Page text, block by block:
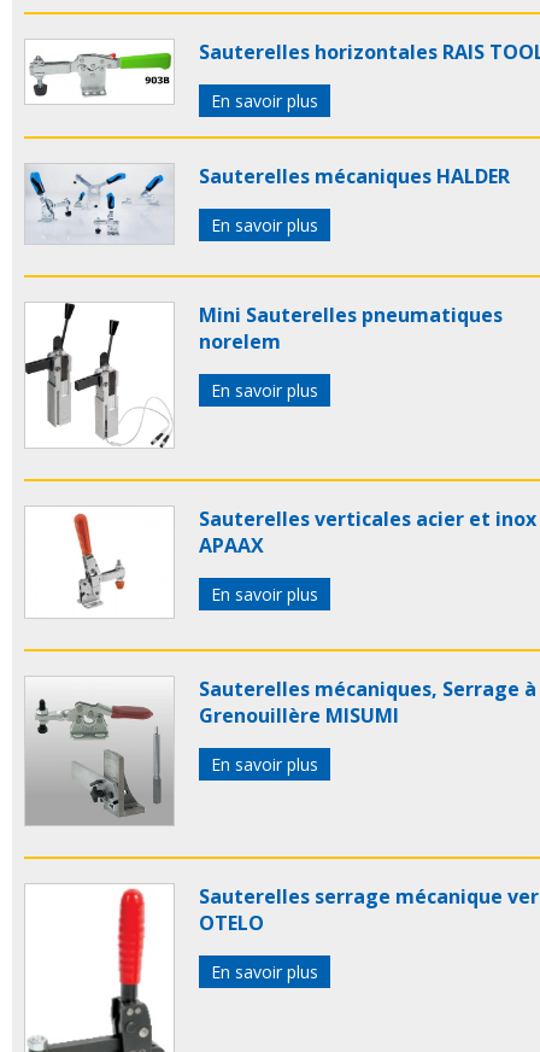
Sauterelles horizontales RAIS
En savoir plus
Sauterelles mécaniques HALDER
En savoir plus
Mini Sauterelles pneumatiques
norelem
En savoir plus
Sauterelles verticales acier et inox
APAAX
En savoir plus
Sauterelles mécaniques, Serrage à
Grenouillère MISUMI
En savoir plus
Sauterelles serrage mécanique
OTELO
En savoir plus